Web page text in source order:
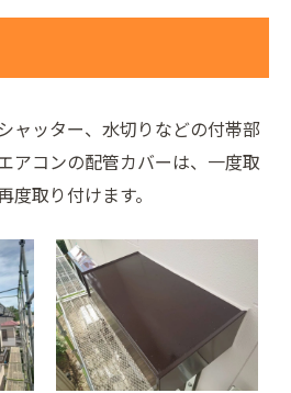
ャッター、水切りなどの付帯部
アコンの配管カバーは、一度取
度取り付けます。